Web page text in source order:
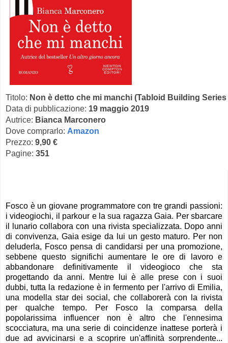
Titolo: Non è detto che mi manchi (Tabloid Building Series
Data di pubblicazione: 19 maggio 2019
Autrice: Bianca Marconero
Dove comprarlo: Amazon
Prezzo: 9,90 €
Pagine: 351
Fosco è un giovane programmatore con tre grandi passioni:
i videogiochi, il parkour e la sua ragazza Gaia. Per sbarcare
il lunario collabora con una rivista specializzata. Dopo anni
di convivenza, Gaia esige da lui un gesto maturo. Per non
deluderla, Fosco pensa di candidarsi per una promozione,
sebbene questo significhi aumentare le ore di lavoro e
abbandonare definitivamente il videogioco che sta
progettando da anni. Mentre lui è alle prese con i suoi
dubbi, tutta la redazione è in fermento per l'arrivo di Emilia,
una modella star dei social, che collaborerà con la rivista
per qualche tempo. Per Fosco la comparsa della
popolarissima influencer non è altro che l'ennesima
scocciatura, ma una serie di coincidenze inattese porterà i
due ad avvicinarsi e a scoprire un'affinità sorprendente...